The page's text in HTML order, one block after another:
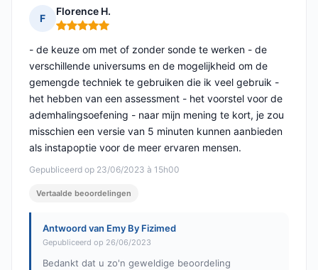
F
Florence H.
Opmerking: 5 van 5
Gepubliceerd op 23/06/2023 à 15h00
- de keuze om met of zonder sonde te werken - de
verschillende universums en de mogelijkheid om de
gemengde techniek te gebruiken die ik veel gebruik -
het hebben van een assessment - het voorstel voor de
ademhalingsoefening - naar mijn mening te kort, je zou
misschien een versie van 5 minuten kunnen aanbieden
als instapoptie voor de meer ervaren mensen.
Vertaalde beoordelingen
Antwoord van Emy By Fizimed
Gepubliceerd op 26/06/2023
Bedankt dat u zo'n geweldige beoordeling